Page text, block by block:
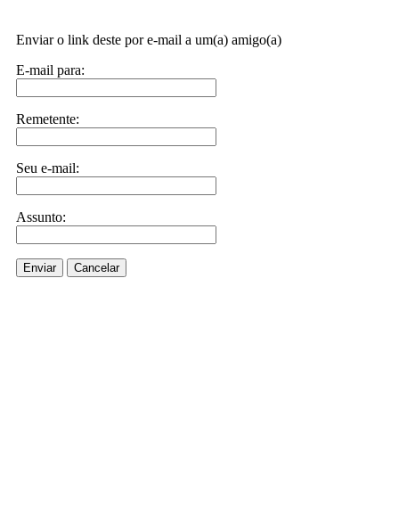
Enviar o link deste por e-mail a um(a) amigo(a)
E-mail para:
Remetente:
Seu e-mail:
Assunto:
Enviar Cancelar